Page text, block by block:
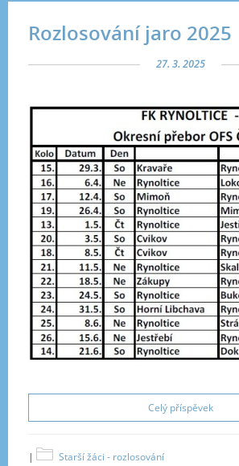
Rozlosování jaro 2025
27. 3. 2025
Celý příspěvek
| Starší žáci - rozlosování